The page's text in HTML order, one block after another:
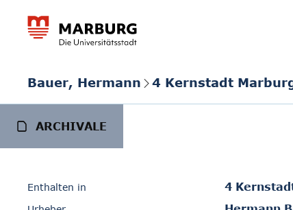
Bauer, Hermann 4 Kernstadt
ARCHIVALE
Enthalten in 4